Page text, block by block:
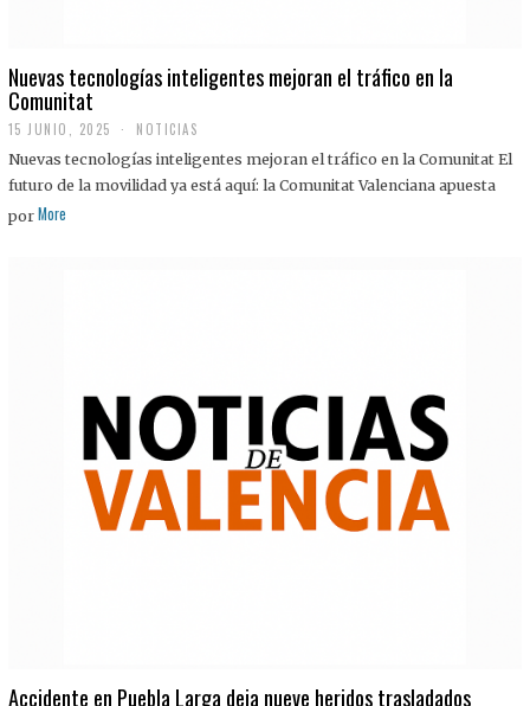
Nuevas tecnologías inteligentes mejoran el tráfico en la
Comunitat
15 JUNIO, 2025 NOTICIAS
Nuevas tecnologías inteligentes mejoran el tráfico en la Comunitat El
futuro de la movilidad ya está aquí: la Comunitat Valenciana apuesta
por More
Accidente en Puebla Larga deja nueve heridos trasladados